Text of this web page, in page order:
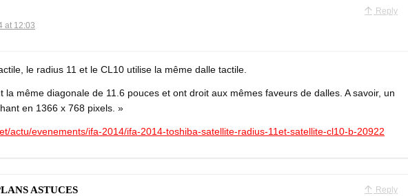
Reply
at 12:03
le radius 11 et le CL10 utilise la même dalle tactile.
la même diagonale de 11.6 pouces et ont droit aux mêmes faveurs de dalles. A savoir, un
en 1366 x 768 pixels. »
actu/evenements/ifa-2014/ifa-2014-toshiba-satellite-radius-11et-satellite-cl10-b-20922
Reply
ASTUCES